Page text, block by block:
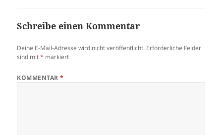
Schreibe einen Kommentar
Deine E-Mail-Adresse wird nicht veröffentlicht. Erforderliche Felder
sind mit* markiert
KOMMENTAR*